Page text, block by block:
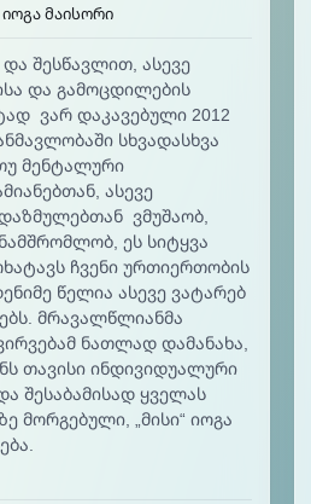
მაისორი
შესწავლით, ასევე
და გამოცდილების
ვარ დაკავებული 2012
სხვადასხვა
მენტალური
ასევე
ვმუშაობ,
ეს სიტყვა
ჩვენი ურთიერთობის
წელია ასევე ვატარებ
მრავალწლიანმა
ნათლად დამანახა,
თავისი ინდივიდუალური
შესაბამისად ყველას
მორგებული, „მისი“ იოგა